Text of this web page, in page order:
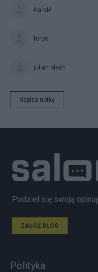
HareM
foros
julian olech
Napisz notkę
Podziel się swoją opinią
ZAŁÓŻ BLOG
Polityka